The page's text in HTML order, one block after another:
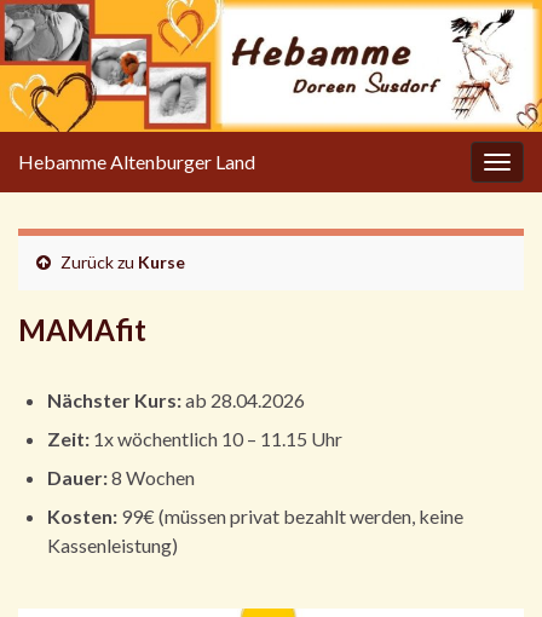
Hebamme Altenburger Land
Zurück zu Kurse
MAMAfit
Nächster Kurs:ab 28.04.2026
Zeit: 1x wöchentlich 10 – 11.15 Uhr
Dauer:8 Wochen
Kosten: 99€ (müssen privat bezahlt werden, keine
Kassenleistung)